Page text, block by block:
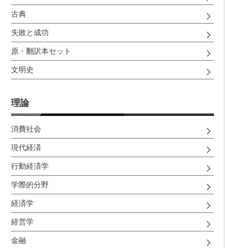
古典
失敗と成功
原・翻訳本セット
文明史
理論
消費社会
現代経済
行動経済学
学際的分野
経済学
経営学
金融